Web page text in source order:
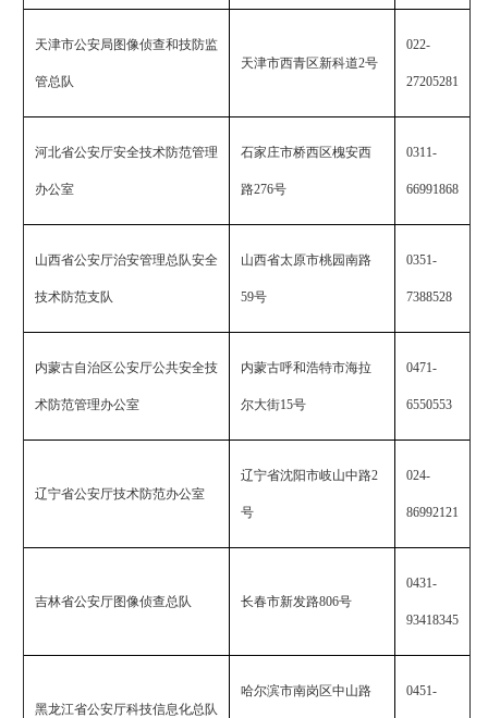
天津市公安局图像侦查和技防监
管总队
天津市西青区新科道2号
022-
27205281
河北省公安厅安全技术防范管理
办公室
石家庄市桥西区槐安西
路276号
0311-
66991868
山西省公安厅治安管理总队安全
技术防范支队
山西省太原市桃园南路
59号
0351-
7388528
内蒙古自治区公安厅公共安全技
术防范管理办公室
内蒙古呼和浩特市海拉
尔大街15号
0471-
6550553
辽宁省公安厅技术防范办公室
辽宁省沈阳市岐山中路2
号
024-
86992121
吉林省公安厅图像侦查总队 长春市新发路806号
0431-
93418345
黑龙江省公安厅科技信息化总队
哈尔滨市南岗区中山路 0451-